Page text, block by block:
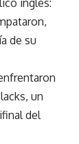
de su
un
del